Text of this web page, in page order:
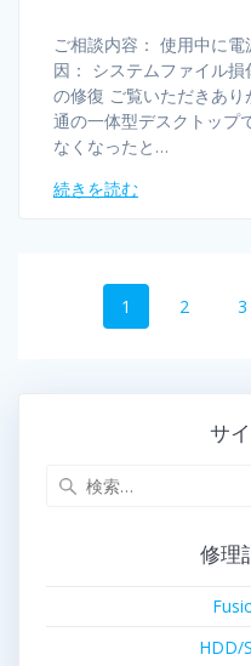
ご相談内容： 使用中に
因： システムファイル
の修復 ご覧いただきあ
通の一体型デスクトップ
なくなったと…
続きを読む
1 2 3
サ
修理
HDD/